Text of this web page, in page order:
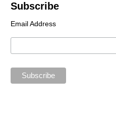
Subscribe
Email Address